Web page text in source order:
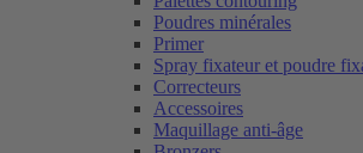
Poudres minérales
Primer
Spray fixateur et poudre
Correcteurs
Accessoires
Maquillage anti-âge